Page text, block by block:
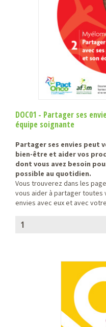
DOC01 - Partager ses
équipe soignante
Partager ses envies peut
bien-être et aider vos
dont vous avez besoin
possible au quotidien.
Vous trouverez dans les
vous aider à partager toutes
envies avec eux et avec